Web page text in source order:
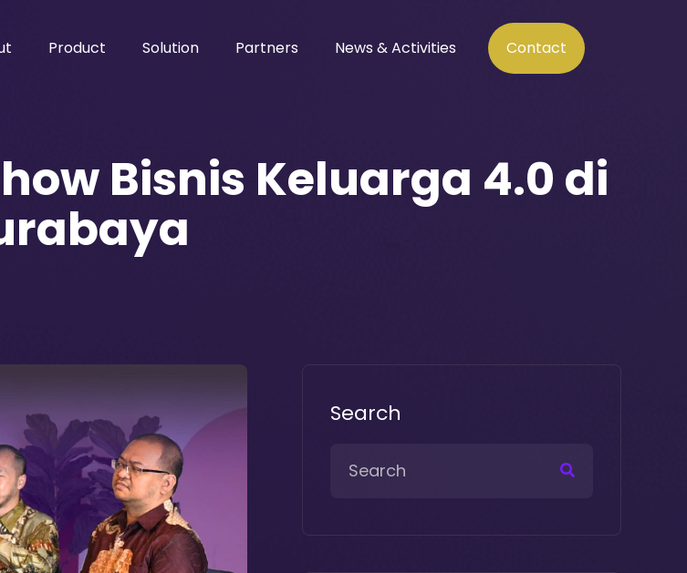
Product Solution Partners News & Activities Contact
Bisnis Keluarga 4.0 di
Search